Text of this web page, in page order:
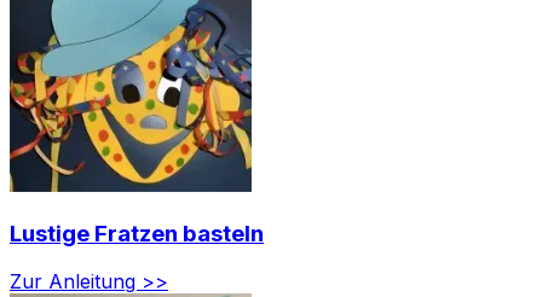
Lustige Fratzen basteln
Zur Anleitung >>